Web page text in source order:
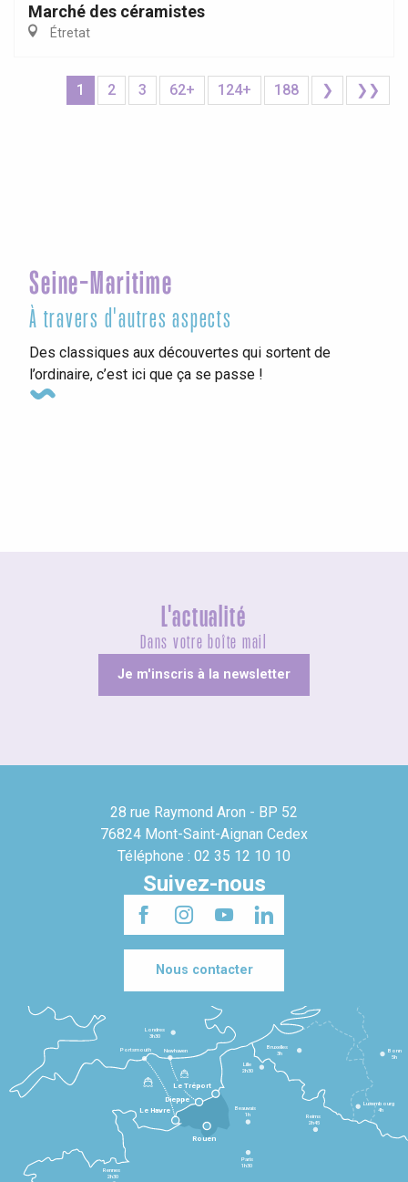
Marché des céramistes
Étretat
1 2 3 62+ 124+ 188 ❯ ❯❯
Seine-Maritime
À travers d'autres aspects
Des classiques aux découvertes qui sortent de
l’ordinaire, c’est ici que ça se passe !
L'actualité
Dans votre boîte mail
Je m'inscris à la newsletter
28 rue Raymond Aron - BP 52
76824 Mont-Saint-Aignan Cedex
Téléphone : 02 35 12 10 10
Suivez-nous
Nous contacter
Le Havre
Dieppe
Le Tréport
Rennes
2h30
Paris
1h30
Beauvais
1h
Reims
2h45
Lille
2h30
Bruxelles
3h
Londres
3h30
Newhaven
Portsmouth
Bonn
5h
Luxembourg
4h
Rouen